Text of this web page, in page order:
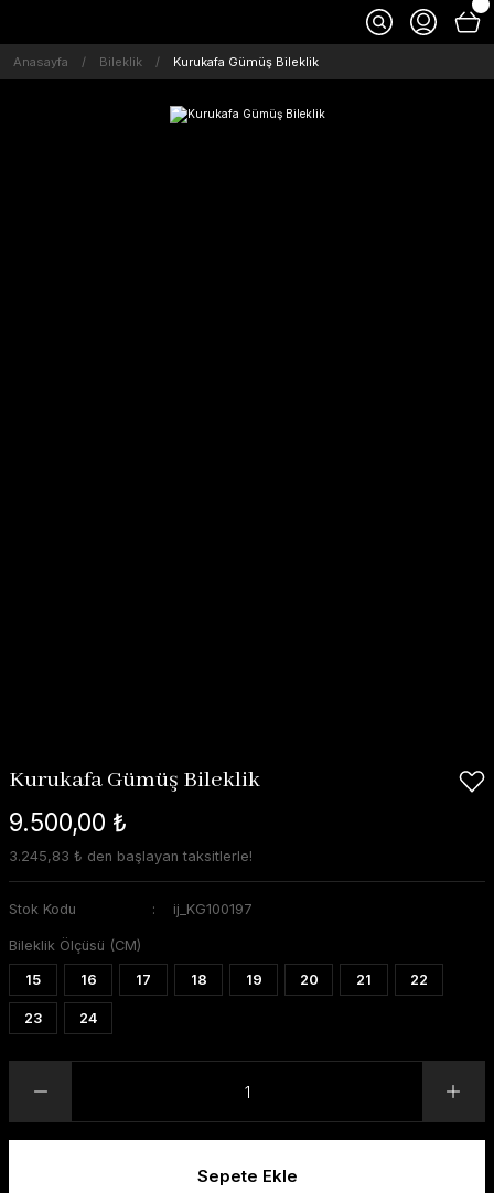
Anasayfa Bileklik Kurukafa Gümüş Bileklik
Kurukafa Gümüş Bileklik
9.500,00 ₺
3.245,83 ₺ den başlayan taksitlerle!
Stok Kodu ij_KG100197
Bileklik Ölçüsü (CM)
15 16 17 18 19 20 21 22
23 24
Sepete Ekle